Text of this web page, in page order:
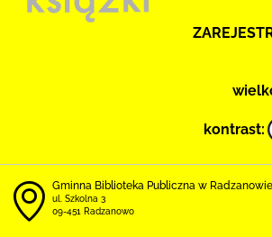
kontrast:
Gminna Biblioteka Publiczna w Radzanowie
ul. Szkolna 3
09-451 Radzanowo